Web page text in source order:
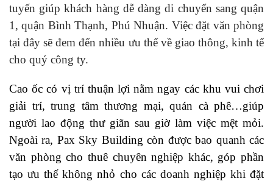
tuyến giúp khách hàng dễ dàng di chuyển sang quận
1, quận Bình Thạnh, Phú Nhuận. Việc đặt văn phòng
tại đây sẽ đem đến nhiều ưu thế về giao thông, kinh tế
cho quý công ty.
Cao ốc có vị trí thuận lợi nằm ngay các khu vui chơi
giải trí, trung tâm thương mại, quán cà phê…giúp
người lao động thư giãn sau giờ làm việc mệt mỏi.
Ngoài ra, Pax Sky Building còn được bao quanh các
văn phòng cho thuê chuyên nghiệp khác, góp phần
tạo ưu thế không nhỏ cho các doanh nghiệp khi đặt